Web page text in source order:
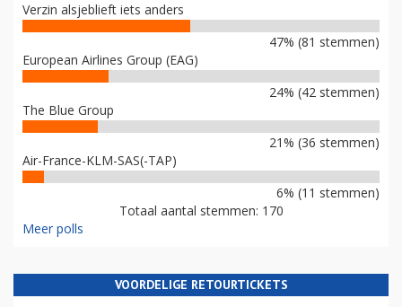
Verzin alsjeblieft iets anders
47% (81 stemmen)
European Airlines Group (EAG)
24% (42 stemmen)
The Blue Group
21% (36 stemmen)
Air-France-KLM-SAS(-TAP)
6% (11 stemmen)
Totaal aantal stemmen: 170
Meer polls
VOORDELIGE RETOURTICKETS